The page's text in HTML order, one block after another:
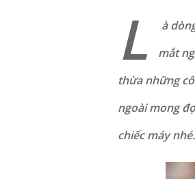
L
à
mắt
thừa những
ngoài mong
chiếc máy nhé.